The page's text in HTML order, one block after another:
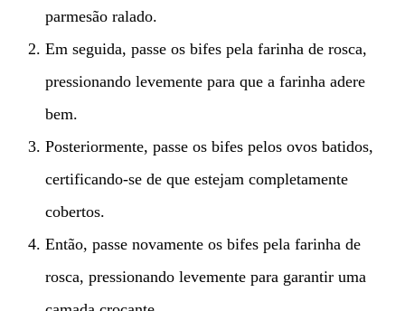
parmesão ralado.
Em seguida, passe os bifes pela farinha de rosca,
pressionando levemente para que a farinha adere
bem.
Posteriormente, passe os bifes pelos ovos batidos,
certificando-se de que estejam completamente
cobertos.
Então, passe novamente os bifes pela farinha de
rosca, pressionando levemente para garantir uma